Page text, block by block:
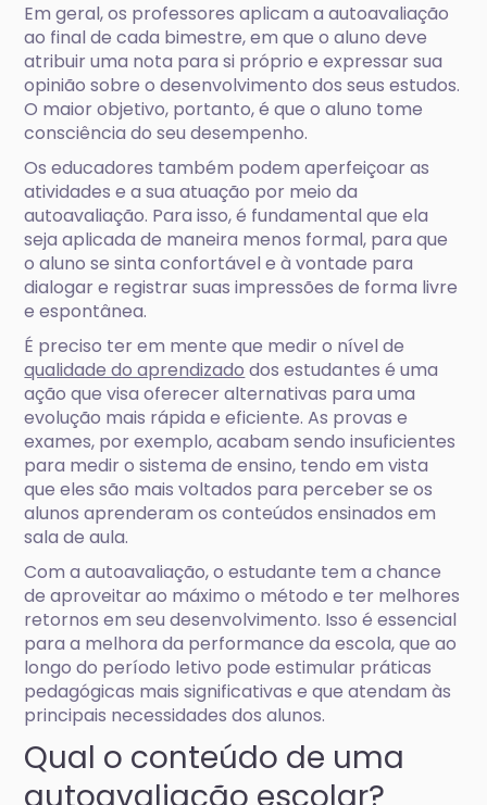
Em geral, os professores aplicam a autoavaliação
ao final de cada bimestre, em que o aluno deve
atribuir uma nota para si próprio e expressar sua
opinião sobre o desenvolvimento dos seus estudos.
O maior objetivo, portanto, é que o aluno tome
consciência do seu desempenho.
Os educadores também podem aperfeiçoar as
atividades e a sua atuação por meio da
autoavaliação. Para isso, é fundamental que ela
seja aplicada de maneira menos formal, para que
o aluno se sinta confortável e à vontade para
dialogar e registrar suas impressões de forma livre
e espontânea.
É preciso ter em mente que medir o nível de
qualidade do aprendizado dos estudantes é uma
ação que visa oferecer alternativas para uma
evolução mais rápida e eficiente. As provas e
exames, por exemplo, acabam sendo insuficientes
para medir o sistema de ensino, tendo em vista
que eles são mais voltados para perceber se os
alunos aprenderam os conteúdos ensinados em
sala de aula.
Com a autoavaliação, o estudante tem a chance
de aproveitar ao máximo o método e ter melhores
retornos em seu desenvolvimento. Isso é essencial
para a melhora da performance da escola, que ao
longo do período letivo pode estimular práticas
pedagógicas mais significativas e que atendam às
principais necessidades dos alunos.
Qual o conteúdo de uma